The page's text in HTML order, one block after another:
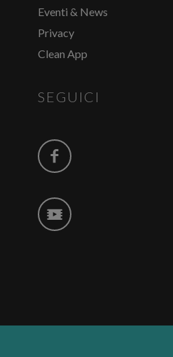
Eventi & News
Privacy
Clean App
SEGUICI